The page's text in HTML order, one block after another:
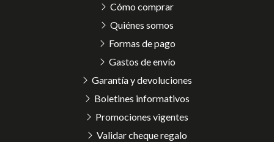
Cómo comprar
Quiénes somos
Formas de pago
Gastos de envío
Garantía y devoluciones
Boletines informativos
Promociones vigentes
Validar cheque regalo